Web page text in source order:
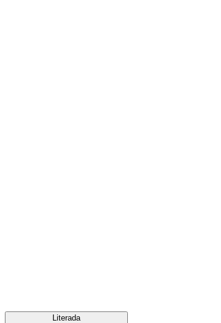
Literada